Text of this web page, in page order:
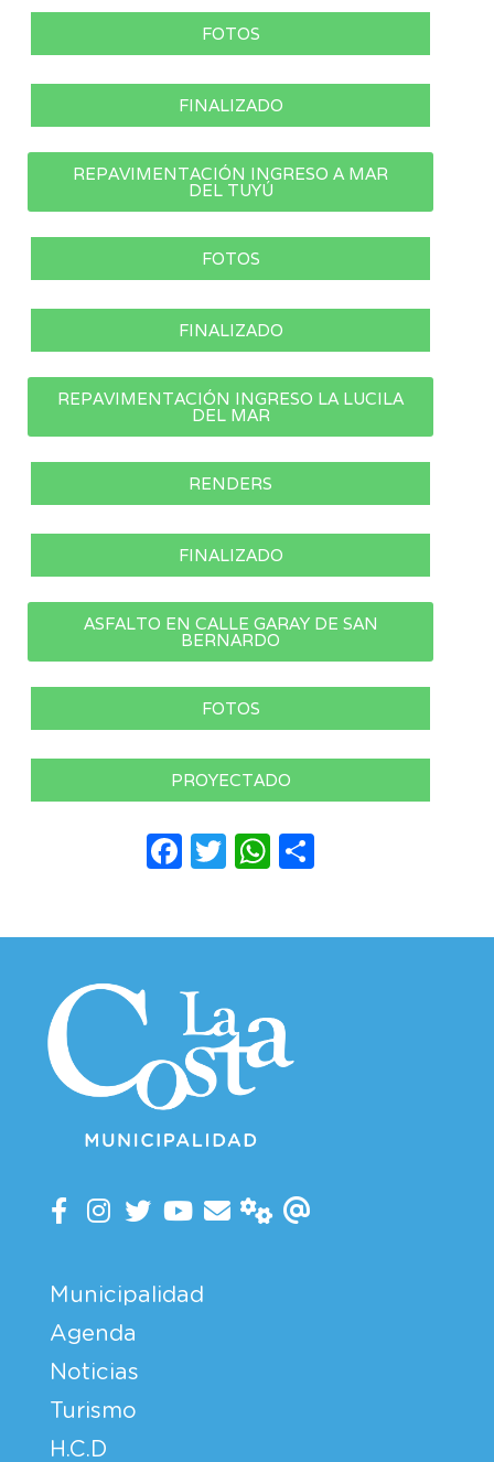
FOTOS
FINALIZADO
REPAVIMENTACIÓN INGRESO A MAR
DEL TUYÚ
FOTOS
FINALIZADO
REPAVIMENTACIÓN INGRESO LA LUCILA
DEL MAR
RENDERS
FINALIZADO
ASFALTO EN CALLE GARAY DE SAN
BERNARDO
FOTOS
PROYECTADO
Facebook
TwitterWhatsApp
Municipalidad
Agenda
Noticias
Turismo
H.C.D